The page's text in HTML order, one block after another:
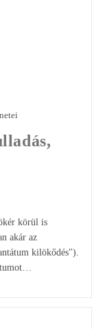
körül is
akár az
kilökődés").